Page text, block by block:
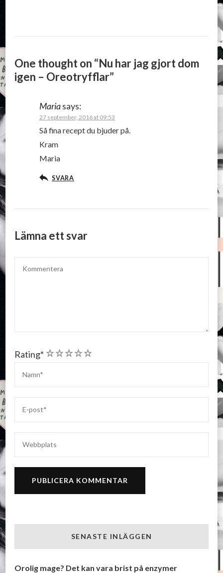
One thought on “Nu har jag gjort dom
igen – Oreotryfflar”
Mariasays:
27 september, 2016 at 09:53
Så fina recept du bjuder på.
Kram
Maria
SVARA
Lämna ett svar
Rating* 5
4
3
2
1
SENASTE INLÄGGEN
Orolig mage? Det kan vara brist på enzymer